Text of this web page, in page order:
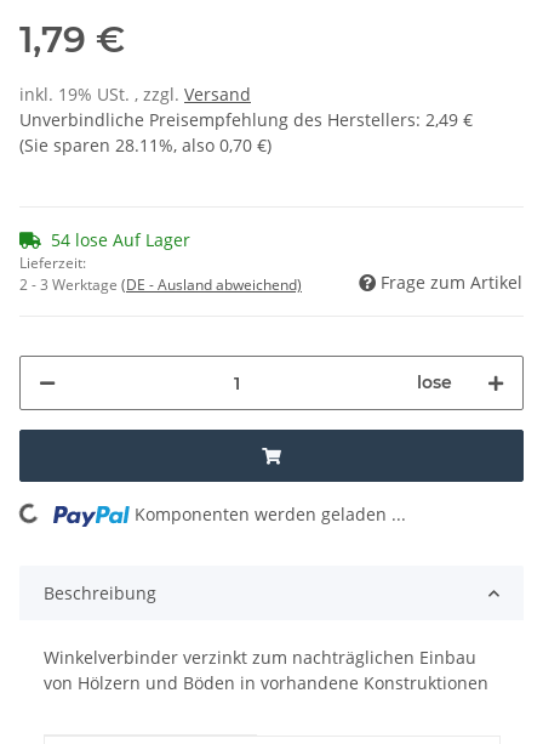
1,79 €
inkl. 19% USt. , zzgl. Versand
Unverbindliche Preisempfehlung des Herstellers: 2,49 €
(Sie sparen 28.11%, also 0,70 €)
54 lose Auf Lager
Lieferzeit:
2 - 3 Werktage (DE - Ausland abweichend) Frage zum Artikel
lose
Loading... Komponenten werden geladen ...
Beschreibung
Winkelverbinder verzinkt zum nachträglichen Einbau
von Hölzern und Böden in vorhandene Konstruktionen